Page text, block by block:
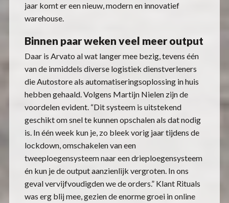
jaar komt er een nieuw, modern en innovatief
warehouse.
Binnen paar weken veel meer output
Daar is Arvato al wat langer mee bezig, tevens één
van de inmiddels diverse logistiek dienstverleners
die Autostore als automatiseringsoplossing in huis
hebben gehaald. Volgens Martijn Nielen zijn de
voordelen evident. “Dit systeem is uitstekend
geschikt om snel te kunnen opschalen als dat nodig
is. In één week kun je, zo bleek vorig jaar tijdens de
lockdown, omschakelen van een
tweeploegensysteem naar een drieploegensysteem
én kun je de output aanzienlijk vergroten. In ons
geval vervijfvoudigden we de orders.” Klant Rituals
was erg blij mee, gezien de enorme groei in online